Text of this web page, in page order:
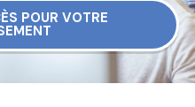
POUR VOTRE